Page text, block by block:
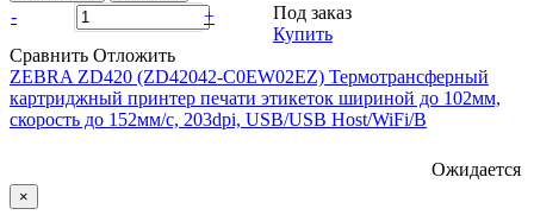
- +
Под заказ
Купить
Сравнить Отложить
ZEBRA ZD420 (ZD42042-C0EW02EZ) Термотрансферный
картриджный принтер печати этикеток шириной до 102мм,
скорость до 152мм/с, 203dpi, USB/USB Host/WiFi/B
Ожидается
×